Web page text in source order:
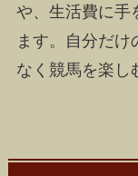
や、生活費に手
ます。自分だけ
なく競馬を楽し